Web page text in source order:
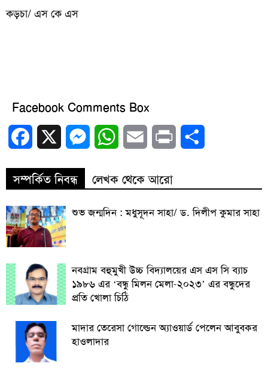
কড়চা/ এস কে এস
Facebook Comments Box
Facebook MessengerWhatsAppEmail Print
সম্পর্কিত নিবন্ধ লেখক থেকে আরো
শুভ জন্মদিন : মধুসূদন সাহা/ ড. দিলীপ কুমার সাহা
নবগ্রাম বহুমুখী উচ্চ বিদ্যালয়ের এস এস সি ব্যাচ
১৯৮৬ এর ‘বন্ধু মিলন মেলা-২০২৩’ এর বন্ধুদের
প্রতি খোলা চিঠি
মাদার তেরেসা গোল্ডেন অ্যাওয়ার্ড পেলেন আবুবকর
হাওলাদার